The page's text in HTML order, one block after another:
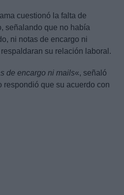
cuestionó la falta de
señalando que no había
ni notas de encargo ni
su relación laboral.
de encargo ni mails«, señaló
respondió que su acuerdo con